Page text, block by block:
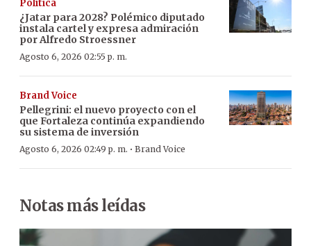
Política
¿Jatar para 2028? Polémico diputado
instala cartel y expresa admiración
por Alfredo Stroessner
Agosto 6, 2026 02:55 p. m.
Brand Voice
Pellegrini: el nuevo proyecto con el
que Fortaleza continúa expandiendo
su sistema de inversión
Agosto 6, 2026 02:49 p. m. · Brand Voice
Notas más leídas